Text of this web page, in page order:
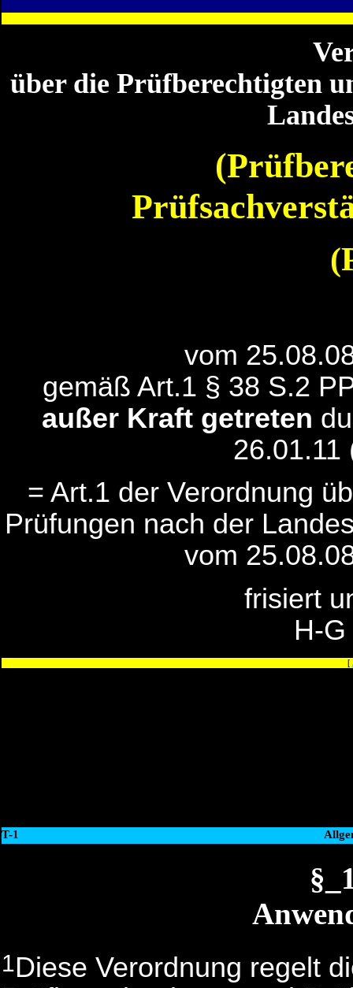
über die Prüfberechtigten
vom
gemäß Art.1 § 38 S.2
außer Kraft getreten
26.01.11
= Art.1 der Verordnung
Prüfungen nach der
vom
frisiert
H-
[
T-1
1Diese Verordnung regelt